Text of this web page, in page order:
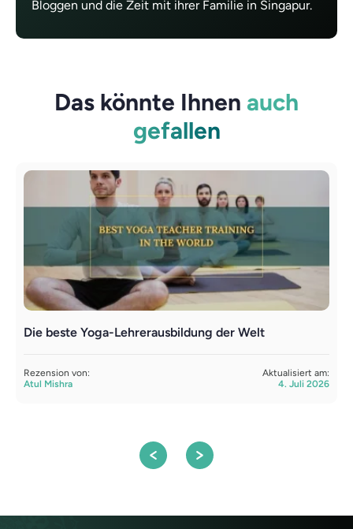
Bloggen und die Zeit mit ihrer Familie in Singapur.
Das könnte Ihnen auch
gefallen
Die beste Yoga-Lehrerausbildung der Welt
Rezension von:
Atul Mishra
Aktualisiert am:
4. Juli 2026